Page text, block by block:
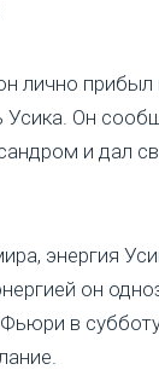
лично прибыл
Он
и дал
энергия
он
в